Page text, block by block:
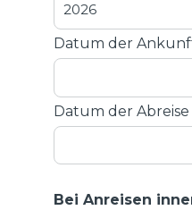
2026
Datum der
Datum der Abreise
Bei Anreisen